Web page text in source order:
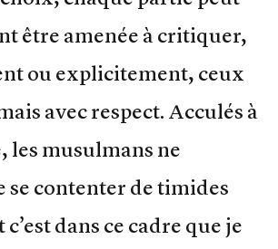
être amenée à critiquer,
ou explicitement, ceux
avec respect. Acculés à
les musulmans ne
se contenter de timides
dans ce cadre que je